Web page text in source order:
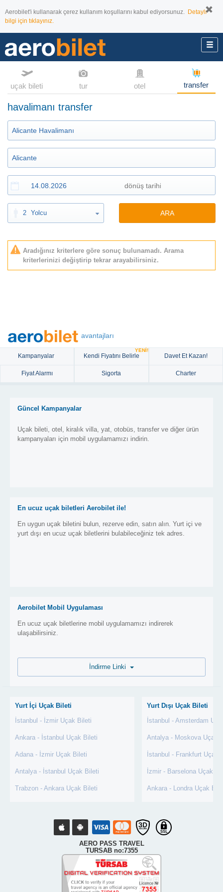
Aerobilet'i kullanarak çerez kullanım koşullarını kabul ediyorsunuz. Detaylı
bilgi için tıklayınız.
uçak bileti tur otel transfer
havalimanı transfer
2 Yolcu ARA
Aradığınız kriterlere göre sonuç bulunamadı. Arama
kriterlerinizi değiştirip tekrar arayabilirsiniz.
avantajları
Kampanyalar Kendi Fiyatını Belirle
YENİ!
Davet Et Kazan!
Fiyat Alarmı Sigorta Charter
Güncel Kampanyalar
Uçak bileti, otel, kiralık villa, yat, otobüs, transfer ve diğer ürün
kampanyaları için mobil uygulamamızı indirin.
En ucuz uçak biletleri Aerobilet ile!
En uygun uçak biletini bulun, rezerve edin, satın alın. Yurt içi ve
yurt dışı en ucuz uçak biletlerini bulabileceğiniz tek adres.
Aerobilet Mobil Uygulaması
En ucuz uçak biletlerine mobil uygulamamızı indirerek
ulaşabilirsiniz.
Yurt İçi Uçak Bileti
İstanbul - İzmir Uçak Bileti
Ankara - İstanbul Uçak Bileti
Adana - İzmir Uçak Bileti
Antalya - İstanbul Uçak Bileti
Trabzon - Ankara Uçak Bileti
Yurt Dışı Uçak Bileti
İstanbul - Amsterdam
Antalya - Moskova Uçak
İstanbul - Frankfurt Uçak
İzmir - Barselona Uçak
Ankara - Londra Uçak
AERO PASS TRAVEL
TURSAB no:7355